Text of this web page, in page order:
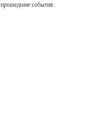
прошедшие события